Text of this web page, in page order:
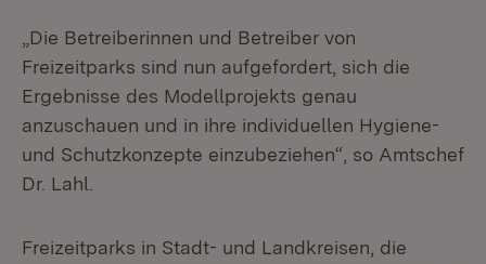
„Die Betreiberinnen und Betreiber von
Freizeitparks sind nun aufgefordert, sich die
Ergebnisse des Modellprojekts genau
anzuschauen und in ihre individuellen Hygiene-
und Schutzkonzepte einzubeziehen“, so Amtschef
Dr. Lahl.
Freizeitparks in Stadt- und Landkreisen, die